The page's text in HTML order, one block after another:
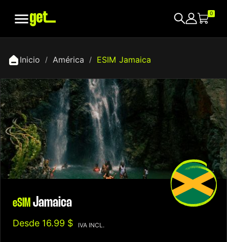
 0
Inicio América ESIM Jamaica
eSIM Jamaica
Desde 16.99 $ IVA INCL.